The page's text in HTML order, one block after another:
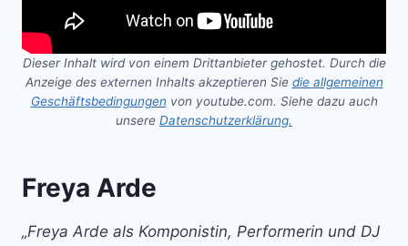
Dieser Inhalt wird von einem Drittanbieter gehostet. Durch die
Anzeige des externen Inhalts akzeptieren Sie die allgemeinen
Geschäftsbedingungen von youtube.com. Siehe dazu auch
unsere Datenschutzerklärung.
Freya Arde
„Freya Arde als Komponistin, Performerin und DJ